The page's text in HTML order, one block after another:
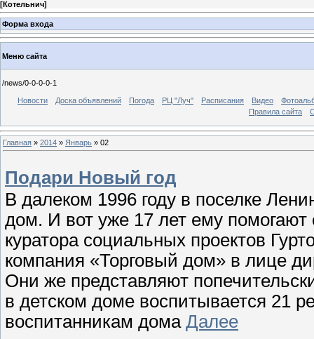
[Котельнич]
Форма входа
Меню сайта
/news/0-0-0-0-1
Новости Доска объявлений Погода РЦ "Луч" Расписания Видео
Правила сайта
Главная » 2014 » Январь » 02
Подари Новый год
В далеком 1996 году в поселке
дом. И вот уже 17 лет ему помогают
куратора социальных проектов
компания «Торговый дом» в лице
Они же представляют
в детском доме воспитывается 21
воспитанникам дома Далее